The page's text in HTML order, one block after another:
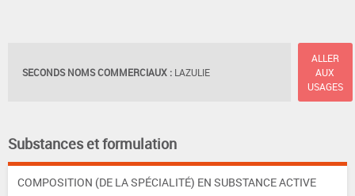
SECONDS NOMS COMMERCIAUX : LAZULIE
ALLER
AUX
USAGES
Substances et formulation
COMPOSITION (DE LA SPÉCIALITÉ) EN SUBSTANCE ACTIVE